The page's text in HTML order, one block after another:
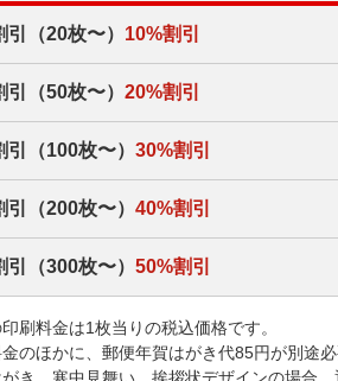
引（20枚〜） 10%割引
引（50枚〜） 20%割引
引（100枚〜） 30%割引
引（200枚〜） 40%割引
引（300枚〜） 50%割引
刷料金は1枚当りの税込価格です。
のほかに、郵便年賀はがき代85円が別途必
き、寒中見舞い、挨拶状デザインの場合